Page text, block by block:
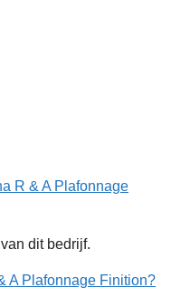
R & A Plafonnage
dit bedrijf.
A Plafonnage Finition?